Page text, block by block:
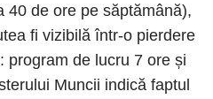
40 de ore pe săptămână),
fi vizibilă într-o pierdere
program de lucru 7 ore și
Muncii indică faptul